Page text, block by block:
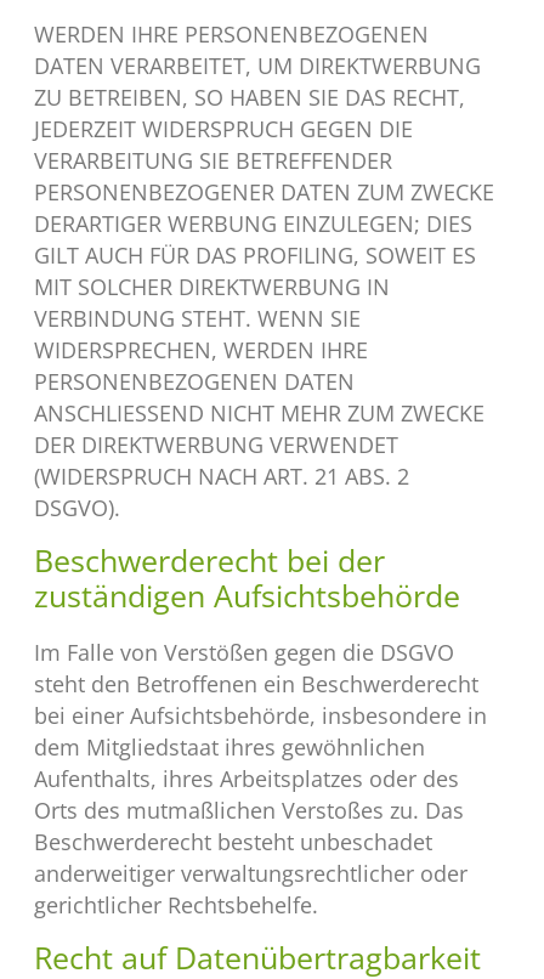
WERDEN IHRE PERSONENBEZOGENEN
DATEN VERARBEITET, UM DIREKTWERBUNG
ZU BETREIBEN, SO HABEN SIE DAS RECHT,
JEDERZEIT WIDERSPRUCH GEGEN DIE
VERARBEITUNG SIE BETREFFENDER
PERSONENBEZOGENER DATEN ZUM ZWECKE
DERARTIGER WERBUNG EINZULEGEN; DIES
GILT AUCH FÜR DAS PROFILING, SOWEIT ES
MIT SOLCHER DIREKTWERBUNG IN
VERBINDUNG STEHT. WENN SIE
WIDERSPRECHEN, WERDEN IHRE
PERSONENBEZOGENEN DATEN
ANSCHLIESSEND NICHT MEHR ZUM ZWECKE
DER DIREKTWERBUNG VERWENDET
(WIDERSPRUCH NACH ART. 21 ABS. 2
DSGVO).
Beschwerde­recht bei der
zuständigen Aufsichts­behörde
Im Falle von Verstößen gegen die DSGVO
steht den Betroffenen ein Beschwerderecht
bei einer Aufsichtsbehörde, insbesondere in
dem Mitgliedstaat ihres gewöhnlichen
Aufenthalts, ihres Arbeitsplatzes oder des
Orts des mutmaßlichen Verstoßes zu. Das
Beschwerderecht besteht unbeschadet
anderweitiger verwaltungsrechtlicher oder
gerichtlicher Rechtsbehelfe.
Recht auf Daten­übertrag­barkeit